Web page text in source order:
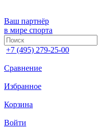
Ваш партнёр
в мире спорта
+7 (495) 279-25-00
Сравнение
Избранное
Корзина
Войти